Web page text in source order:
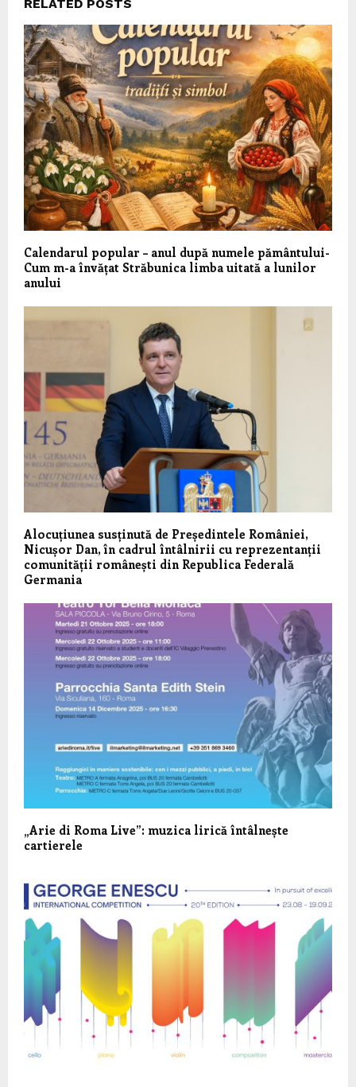
RELATED POSTS
Calendarul popular – anul după numele pământului-
Cum m-a învățat Străbunica limba uitată a lunilor
anului
Alocuțiunea susținută de Președintele României,
Nicușor Dan, în cadrul întâlnirii cu reprezentanții
comunității românești din Republica Federală
Germania
„Arie di Roma Live”: muzica lirică întâlnește
cartierele